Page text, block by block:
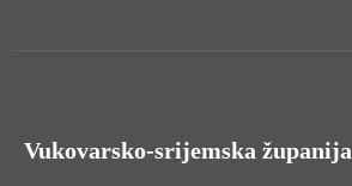
Vukovarsko-srijemska županija